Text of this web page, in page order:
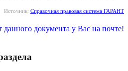
Источник: Справочная правовая система ГАРАНТ